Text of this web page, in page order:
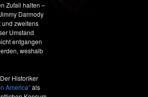
Zufall halten –
Darmody
und zweitens
Umstand
entgangen
weshalb
Historiker
America”als